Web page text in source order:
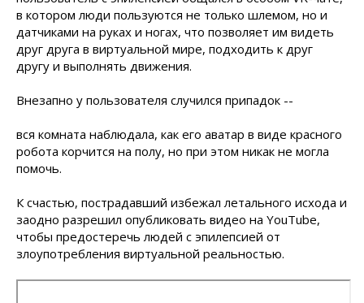
в котором люди пользуются не только шлемом, но и
датчиками на руках и ногах, что позволяет им видеть
друг друга в виртуальной мире, подходить к друг
другу и выполнять движения.
Внезапно у пользователя случился припадок --
вся комната наблюдала, как его аватар в виде красного
робота корчится на полу, но при этом никак не могла
помочь.
К счастью, пострадавший избежал летального исхода и
заодно разрешил опубликовать видео на YouTube,
чтобы предостеречь людей с эпилепсией от
злоупотребления виртуальной реальностью.